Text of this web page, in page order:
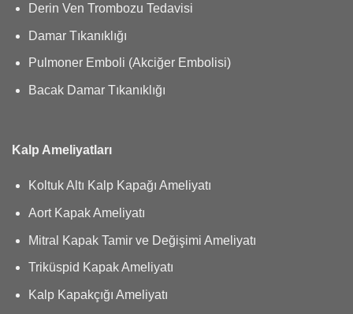
Derin Ven Trombozu Tedavisi
Damar Tıkanıklığı
Pulmoner Emboli (Akciğer Embolisi)
Bacak Damar Tıkanıklığı
Kalp Ameliyatları
Koltuk Altı Kalp Kapağı Ameliyatı
Aort Kapak Ameliyatı
Mitral Kapak Tamir ve Değişimi Ameliyatı
Triküspid Kapak Ameliyatı
Kalp Kapakçığı Ameliyatı